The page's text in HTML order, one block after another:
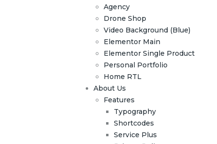
Agency
Drone Shop
Video Background (Blue)
Elementor Main
Elementor Single Product
Personal Portfolio
Home RTL
About Us
Features
Typography
Shortcodes
Service Plus